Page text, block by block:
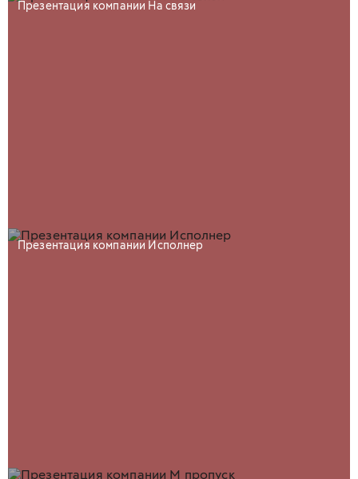
Презентация компании На связи
Презентация компании Исполнер